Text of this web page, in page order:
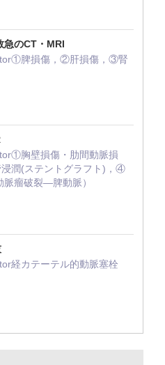
急のCT・MRI
脾損傷，②肝損傷，③腎
胸壁損傷・肋間動脈損
潤(ステントグラフト)，④
脈瘤破裂—脾動脈）
経カテーテル的動脈塞栓